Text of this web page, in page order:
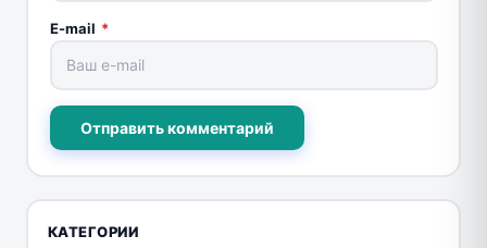
E-mail *
Отправить комментарий
КАТЕГОРИИ